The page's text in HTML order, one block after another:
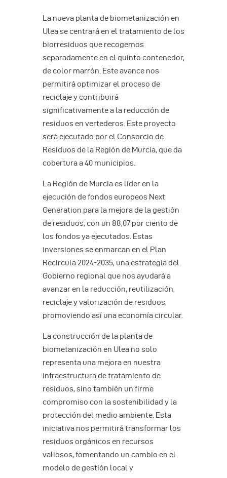
La nueva planta de biometanización en
Ulea se centrará en el tratamiento de los
biorresiduos que recogemos
separadamente en el quinto contenedor,
de color marrón. Este avance nos
permitirá optimizar el proceso de
reciclaje y contribuirá
significativamente a la reducción de
residuos en vertederos. Este proyecto
será ejecutado por el Consorcio de
Residuos de la Región de Murcia, que da
cobertura a 40 municipios.
La Región de Murcia es líder en la
ejecución de fondos europeos Next
Generation para la mejora de la gestión
de residuos, con un 88,07 por ciento de
los fondos ya ejecutados. Estas
inversiones se enmarcan en el Plan
Recircula 2024-2035, una estrategia del
Gobierno regional que nos ayudará a
avanzar en la reducción, reutilización,
reciclaje y valorización de residuos,
promoviendo así una economía circular.
La construcción de la planta de
biometanización en Ulea no solo
representa una mejora en nuestra
infraestructura de tratamiento de
residuos, sino también un firme
compromiso con la sostenibilidad y la
protección del medio ambiente. Esta
iniciativa nos permitirá transformar los
residuos orgánicos en recursos
valiosos, fomentando un cambio en el
modelo de gestión local y